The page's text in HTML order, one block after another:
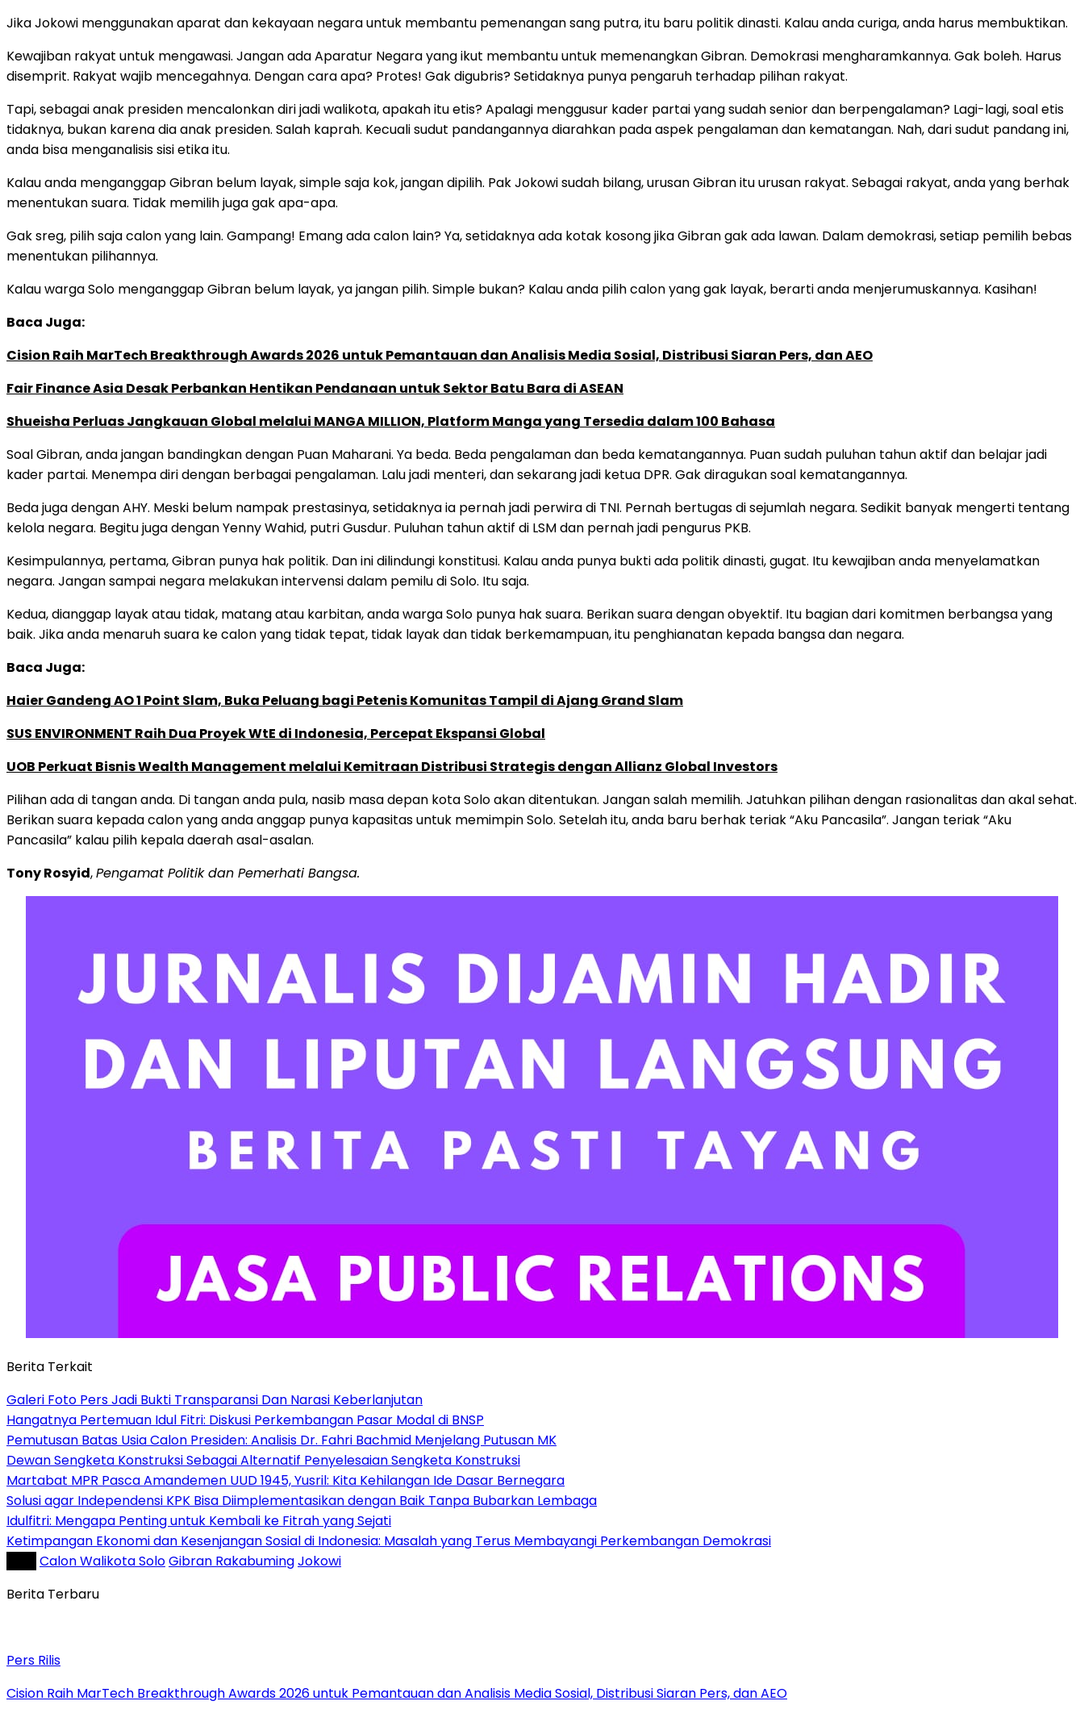
Jika Jokowi menggunakan aparat dan kekayaan negara untuk membantu pemenangan sang putra, itu baru politik dinasti. Kalau anda curiga, anda harus membuktikan.
Kewajiban rakyat untuk mengawasi. Jangan ada Aparatur Negara yang ikut membantu untuk memenangkan Gibran. Demokrasi mengharamkannya. Gak boleh. Harus
disemprit. Rakyat wajib mencegahnya. Dengan cara apa? Protes! Gak digubris? Setidaknya punya pengaruh terhadap pilihan rakyat.
Tapi, sebagai anak presiden mencalonkan diri jadi walikota, apakah itu etis? Apalagi menggusur kader partai yang sudah senior dan berpengalaman? Lagi-lagi, soal etis
tidaknya, bukan karena dia anak presiden. Salah kaprah. Kecuali sudut pandangannya diarahkan pada aspek pengalaman dan kematangan. Nah, dari sudut pandang ini,
anda bisa menganalisis sisi etika itu.
Kalau anda menganggap Gibran belum layak, simple saja kok, jangan dipilih. Pak Jokowi sudah bilang, urusan Gibran itu urusan rakyat. Sebagai rakyat, anda yang berhak
menentukan suara. Tidak memilih juga gak apa-apa.
Gak sreg, pilih saja calon yang lain. Gampang! Emang ada calon lain? Ya, setidaknya ada kotak kosong jika Gibran gak ada lawan. Dalam demokrasi, setiap pemilih bebas
menentukan pilihannya.
Kalau warga Solo menganggap Gibran belum layak, ya jangan pilih. Simple bukan? Kalau anda pilih calon yang gak layak, berarti anda menjerumuskannya. Kasihan!
Baca Juga:
Cision Raih MarTech Breakthrough Awards 2026 untuk Pemantauan dan Analisis Media Sosial, Distribusi Siaran Pers, dan AEO
Fair Finance Asia Desak Perbankan Hentikan Pendanaan untuk Sektor Batu Bara di ASEAN
Shueisha Perluas Jangkauan Global melalui MANGA MILLION, Platform Manga yang Tersedia dalam 100 Bahasa
Soal Gibran, anda jangan bandingkan dengan Puan Maharani. Ya beda. Beda pengalaman dan beda kematangannya. Puan sudah puluhan tahun aktif dan belajar jadi
kader partai. Menempa diri dengan berbagai pengalaman. Lalu jadi menteri, dan sekarang jadi ketua DPR. Gak diragukan soal kematangannya.
Beda juga dengan AHY. Meski belum nampak prestasinya, setidaknya ia pernah jadi perwira di TNI. Pernah bertugas di sejumlah negara. Sedikit banyak mengerti tentang
kelola negara. Begitu juga dengan Yenny Wahid, putri Gusdur. Puluhan tahun aktif di LSM dan pernah jadi pengurus PKB.
Kesimpulannya, pertama, Gibran punya hak politik. Dan ini dilindungi konstitusi. Kalau anda punya bukti ada politik dinasti, gugat. Itu kewajiban anda menyelamatkan
negara. Jangan sampai negara melakukan intervensi dalam pemilu di Solo. Itu saja.
Kedua, dianggap layak atau tidak, matang atau karbitan, anda warga Solo punya hak suara. Berikan suara dengan obyektif. Itu bagian dari komitmen berbangsa yang
baik. Jika anda menaruh suara ke calon yang tidak tepat, tidak layak dan tidak berkemampuan, itu penghianatan kepada bangsa dan negara.
Baca Juga:
Haier Gandeng AO 1 Point Slam, Buka Peluang bagi Petenis Komunitas Tampil di Ajang Grand Slam
SUS ENVIRONMENT Raih Dua Proyek WtE di Indonesia, Percepat Ekspansi Global
UOB Perkuat Bisnis Wealth Management melalui Kemitraan Distribusi Strategis dengan Allianz Global Investors
Pilihan ada di tangan anda. Di tangan anda pula, nasib masa depan kota Solo akan ditentukan. Jangan salah memilih. Jatuhkan pilihan dengan rasionalitas dan akal sehat.
Berikan suara kepada calon yang anda anggap punya kapasitas untuk memimpin Solo. Setelah itu, anda baru berhak teriak “Aku Pancasila”. Jangan teriak “Aku
Pancasila” kalau pilih kepala daerah asal-asalan.
Tony Rosyid,Pengamat Politik dan Pemerhati Bangsa.
Berita Terkait
Galeri Foto Pers Jadi Bukti Transparansi Dan Narasi Keberlanjutan
Hangatnya Pertemuan Idul Fitri: Diskusi Perkembangan Pasar Modal di BNSP
Pemutusan Batas Usia Calon Presiden: Analisis Dr. Fahri Bachmid Menjelang Putusan MK
Dewan Sengketa Konstruksi Sebagai Alternatif Penyelesaian Sengketa Konstruksi
Martabat MPR Pasca Amandemen UUD 1945, Yusril: Kita Kehilangan Ide Dasar Bernegara
Solusi agar Independensi KPK Bisa Diimplementasikan dengan Baik Tanpa Bubarkan Lembaga
Idulfitri: Mengapa Penting untuk Kembali ke Fitrah yang Sejati
Ketimpangan Ekonomi dan Kesenjangan Sosial di Indonesia: Masalah yang Terus Membayangi Perkembangan Demokrasi
Calon Walikota SoloGibran RakabumingJokowi
Berita Terbaru
Pers Rilis
Cision Raih MarTech Breakthrough Awards 2026 untuk Pemantauan dan Analisis Media Sosial, Distribusi Siaran Pers, dan AEO